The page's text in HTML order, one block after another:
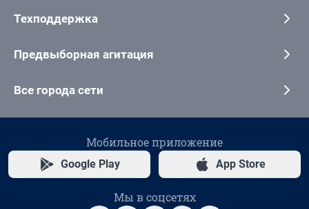
Техподдержка
Предвыборная агитация
Все города сети
Мобильное приложение
Google Play App Store
Мы в соцсетях